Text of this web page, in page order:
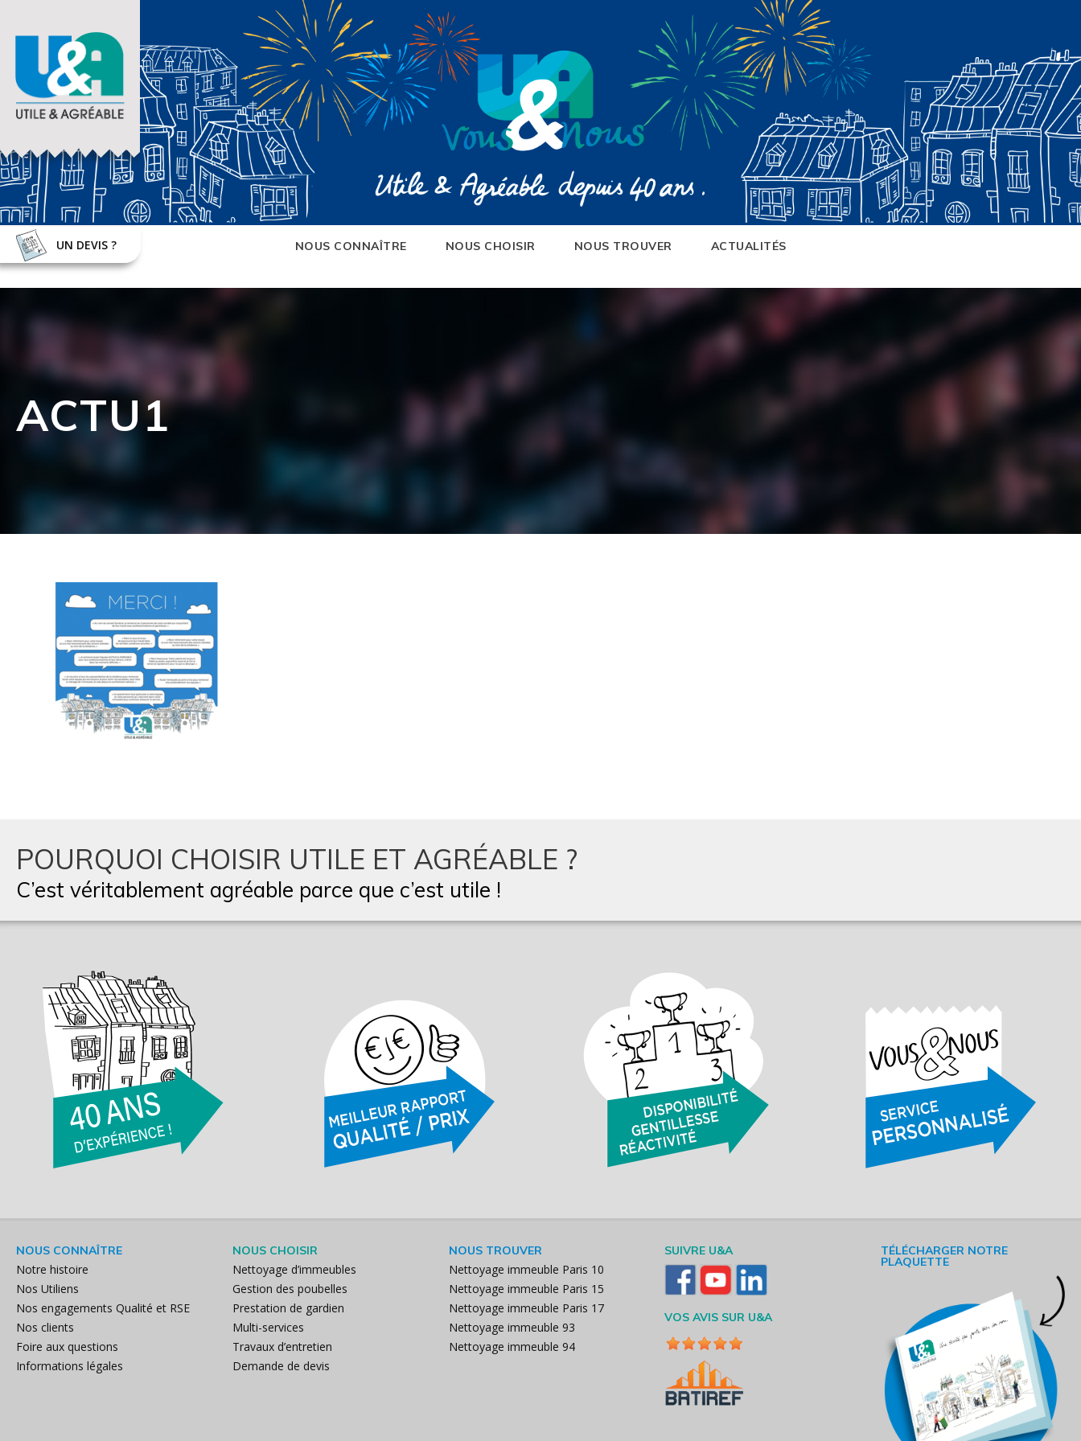
NOUS CONNAÎTRE NOUS CHOISIR NOUS TROUVER ACTUALITÉS
UN DEVIS ?
ACTU1
POURQUOI CHOISIR UTILE ET AGRÉABLE ?
C’est véritablement agréable parce que c’est utile !
NOUS CONNAÎTRE
Notre histoire
Nos Utiliens
Nos engagements Qualité et RSE
Nos clients
Foire aux questions
Informations légales
NOUS CHOISIR
Nettoyage d’immeubles
Gestion des poubelles
Prestation de gardien
Multi-services
Travaux d’entretien
Demande de devis
NOUS TROUVER
Nettoyage immeuble Paris 10
Nettoyage immeuble Paris 15
Nettoyage immeuble Paris 17
Nettoyage immeuble 93
Nettoyage immeuble 94
SUIVRE U&A
VOS AVIS SUR U&A
TÉLÉCHARGER NOTRE
PLAQUETTE